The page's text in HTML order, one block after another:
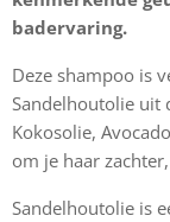
badervaring.
Deze shampoo is
Sandelhoutolie uit
Kokosolie,
om je haar
Sandelhoutolie is